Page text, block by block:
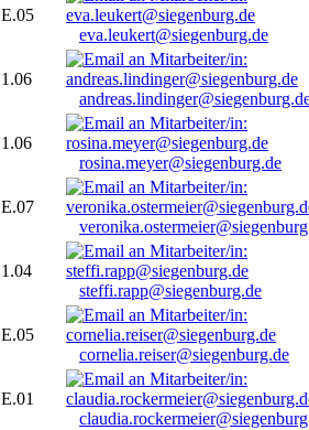
E.05
eva.leukert@siegenburg.de
1.06
1.06
rosina.meyer@siegenburg.de
E.07
1.04
steffi.rapp@siegenburg.de
E.05
cornelia.reiser@siegenburg.de
E.01